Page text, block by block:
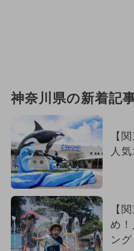
神奈川県の新着記
【
人
【
め
ン